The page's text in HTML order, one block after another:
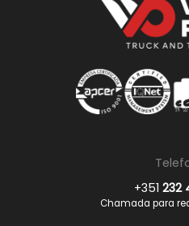
+351 232
Chamada para